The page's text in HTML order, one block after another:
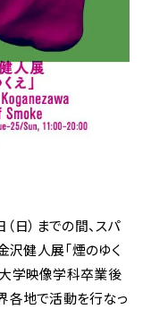
gallery 名古屋
by Spiral
日）までの間、スパ
沢健人展「煙のゆく
大学映像学科卒業後
各地で活動を行なっ